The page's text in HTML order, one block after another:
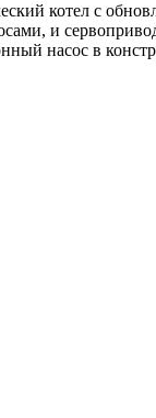
котел с
и
насос в